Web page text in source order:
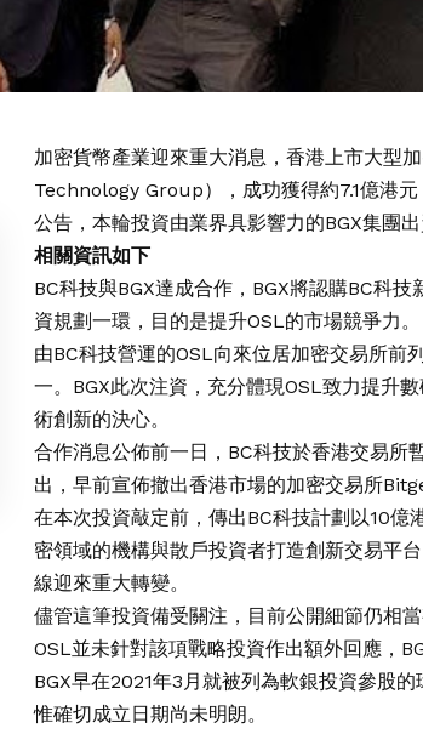
加密貨幣產業迎來重大消息，香港上市大型
Technology Group），成功獲得約7.1億港
公告，本輪投資由業界具影響力的BGX集團出
相關資訊如下
BC科技與BGX達成合作，BGX將認購BC科
資規劃一環，目的是提升OSL的市場競爭力。
由BC科技營運的OSL向來位居加密交易所前
一。BGX此次注資，充分體現OSL致力提升
術創新的決心。
合作消息公佈前一日，BC科技於香港交易所
出，早前宣佈撤出香港市場的加密交易所
在本次投資敲定前，傳出BC科技計劃以10億
密領域的機構與散戶投資者打造創新交易平
線迎來重大轉變。
儘管這筆投資備受關注，目前公開細節仍相當
OSL並未針對該項戰略投資作出額外回應，
BGX早在2021年3月就被列為軟銀投資參股
惟確切成立日期尚未明朗。